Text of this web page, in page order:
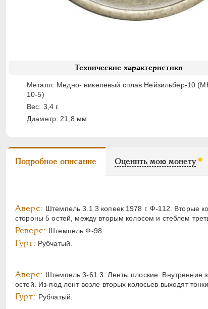
Технические характеристики
Металл: Медно- никелевый сплав Нейзильбер-10
10-5)
Вес: 3,4 г.
Диаметр: 21,8 мм
Подробное описание Оценить мою монету
Аверс: Штемпель 3.1 3 копеек 1978 г. Ф-112. Вторые
стороны 5 остей, между вторым колосом и стеблем
Реверс: Штемпель Ф-98.
Гурт: Рубчатый.
Аверс: Штемпель 3-61.3. Ленты плоские. Внутренние
остей. Из-под лент возле вторых колосьев выходят
Гурт: Рубчатый.